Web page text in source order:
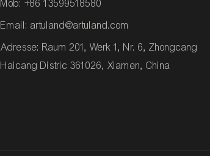
Mob: +86 13599518580
Email: artuland@artuland.com
Adresse: Raum 201, Werk 1, Nr. 6, Zhongcang
Haicang Distric 361026, Xiamen, China